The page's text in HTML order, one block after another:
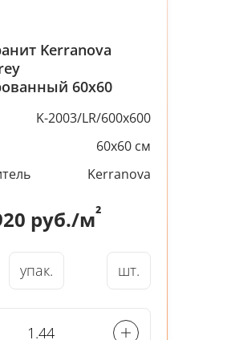
Kerranova
60x60
K-2003/LR/600x600
60x60 см
Kerranova
руб./м²
упак. шт.